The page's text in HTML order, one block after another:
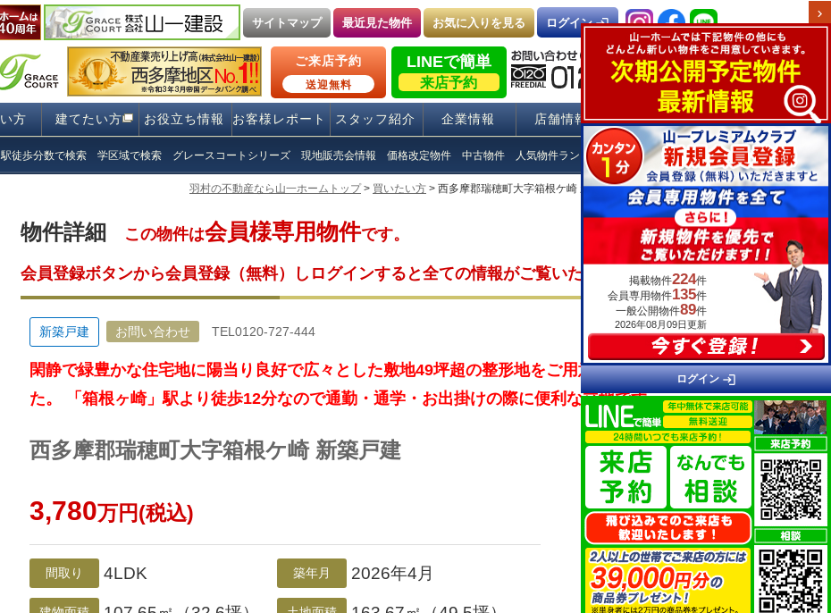
サイトマップ 最近見た物件 お気に入りを見る ログイン login
ご来店予約
送迎無料
LINEで簡単
来店予約
方 建てたい方 お役立ち情報 お客様レポート スタッフ紹介 企業情報 店舗情報 採用情報
駅徒歩分数で検索 学区域で検索 グレースコートシリーズ 現地販売会情報 価格改定物件 中古物件 人気物件ランキング Q＆A
羽村の不動産なら山一ホームトップ> 買いたい方 > 西多摩郡瑞穂町大字箱根ケ崎 新築戸建 物件詳細
物件詳細 この物件は会員様専用物件です。
会員登録ボタンから会員登録（無料）しログインすると全ての情報がご覧いただけます。
新築戸建 お問い合わせ TEL0120-727-444
閑静で緑豊かな住宅地に陽当り良好で広々とした敷地49坪超の整形地をご用意しまし
た。 「箱根ヶ崎」駅より徒歩12分なので通勤・通学・お出掛けの際に便利な立地です。
西多摩郡瑞穂町大字箱根ケ崎 新築戸建
3,780万円(税込)
間取り 4LDK 築年月 2026年4月
chevron_right
掲載物件224件
会員専用物件135件
一般公開物件89件
2026年08月09日更新
ログイン login